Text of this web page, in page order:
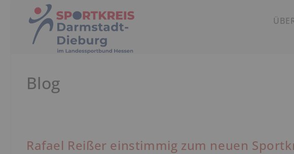
Blog
Rafael Reißer einstimmig zum neuen